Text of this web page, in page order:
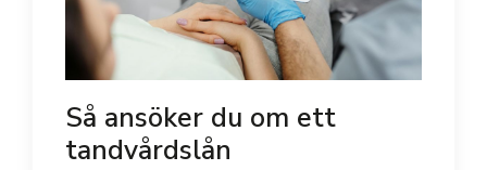
Så ansöker du om ett
tandvårdslån